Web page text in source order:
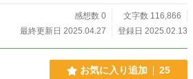
感想数 0
文字数 116,866
最終更新日 2025.04.27
登録日 2025.02.13
お気に入り追加 25